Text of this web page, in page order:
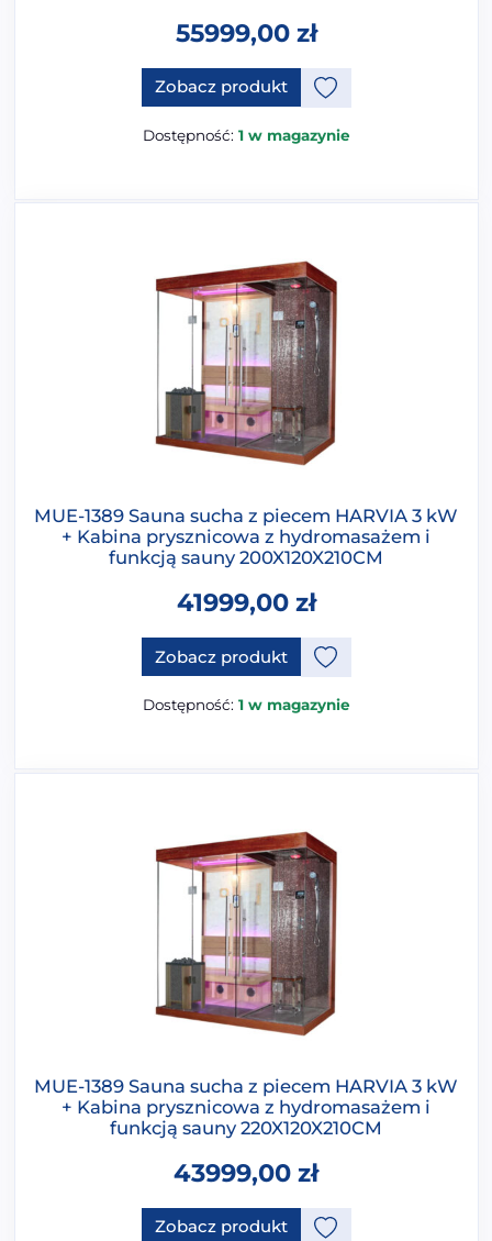
55999,00 zł
Zobacz produkt
Dostępność: 1 w magazynie
MUE-1389 Sauna sucha z piecem HARVIA 3 kW
+ Kabina prysznicowa z hydromasażem i
funkcją sauny 200X120X210CM
41999,00 zł
Zobacz produkt
Dostępność: 1 w magazynie
MUE-1389 Sauna sucha z piecem HARVIA 3 kW
+ Kabina prysznicowa z hydromasażem i
funkcją sauny 220X120X210CM
43999,00 zł
Zobacz produkt